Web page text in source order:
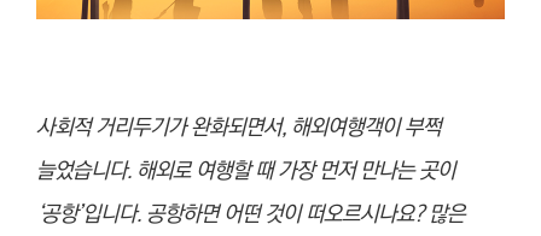
사회적 거리두기가 완화되면서, 해외여행객이 부쩍
늘었습니다. 해외로 여행할 때 가장 먼저 만나는 곳이
‘공항’입니다. 공항하면 어떤 것이 떠오르시나요? 많은